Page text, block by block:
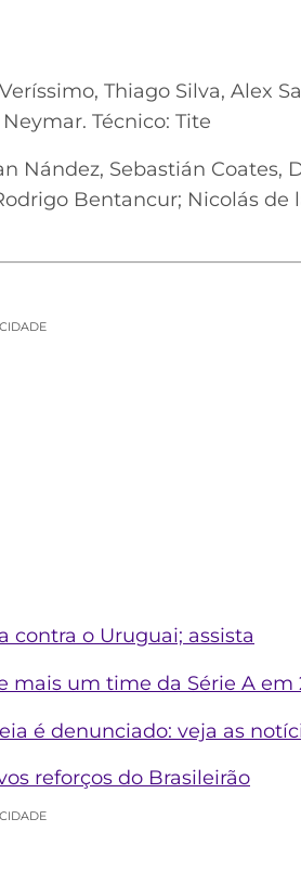
Thiago Silva, Alex
Técnico: Tite
Nández, Sebastián Coates,
Bentancur; Nicolás de
contra o Uruguai; assista
mais um time da Série A em
é denunciado: veja as
reforços do Brasileirão